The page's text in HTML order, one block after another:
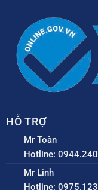
HỖ TRỢ
Mr Toàn
Hotline:
Mr Linh
Hotline: